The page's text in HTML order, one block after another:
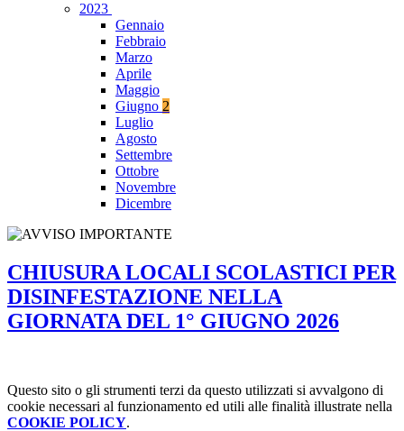
2023
Gennaio
Febbraio
Marzo
Aprile
Maggio
Giugno 2
Luglio
Agosto
Settembre
Ottobre
Novembre
Dicembre
CHIUSURA LOCALI SCOLASTICI PER
DISINFESTAZIONE NELLA
GIORNATA DEL 1° GIUGNO 2026
Questo sito o gli strumenti terzi da questo utilizzati si avvalgono di
cookie necessari al funzionamento ed utili alle finalità illustrate nella
COOKIE POLICY.